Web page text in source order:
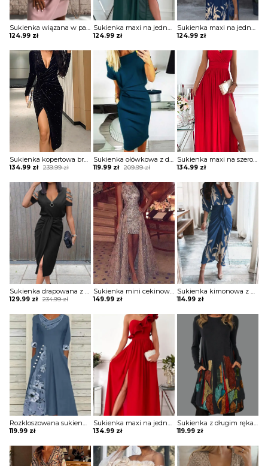
Sukienka wiązana w pasie z krótkimi koronkowymi rękawami
124.99 zł
Sukienka maxi na jedno ramię z drapowaniem
124.99 zł
Sukienka maxi na jedno ramię z zabudowanym dekoltem
124.99 zł
Sukienka kopertowa brokatowa z drapowaniem
239.99zł
Original
was:
239.99 zł.
134.99 zł
Current
is:
134.99 zł.
Sukienka ołówkowa z drapowaniem i dekoltem w łódkę
209.99zł
Original
was:
209.99 zł.
119.99 zł
Current
is:
119.99 zł.
Sukienka maxi na szerokich ramiączkach z kopertową górą i rozporkiem
134.99 zł
Sukienka drapowana z zamkiem i ozdobnymi paskami na ramionach
234.99zł
Original
was:
234.99 zł.
129.99 zł
Current
is:
129.99 zł.
Sukienka mini cekinowa z długą spódnicą
149.99 zł
Sukienka kimonowa z drapowaniem
114.99 zł
Rozkloszowana sukienka z ozdobnymi wstawkami
119.99 zł
Sukienka maxi na jedno ramię z falbaną
134.99 zł
Sukienka z długim rękawem z kieszeniami
119.99 zł